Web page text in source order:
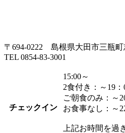
〒694-0222 島根県大田市三瓶町
TEL 0854-83-3001
チェックイン
15:00～
2食付き：～19：
ご朝食のみ：～
お食事なし：～
上記お時間を過